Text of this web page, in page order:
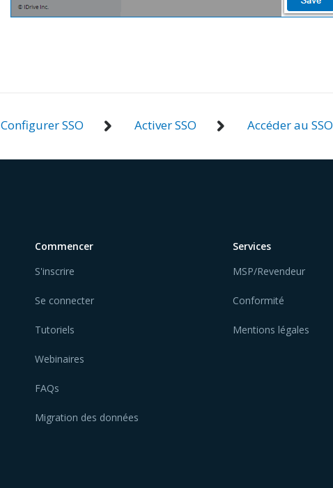
Configurer SSO Activer SSO Accéder au SSO
Commencer
S'inscrire
Se connecter
Tutoriels
Webinaires
FAQs
Migration des données
Services
MSP/Revendeur
Conformité
Mentions légales